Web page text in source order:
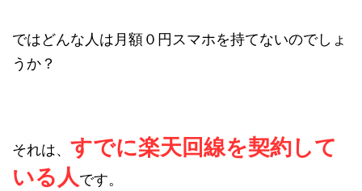
ではどんな人は月額０円スマホを持てないのでしょ
うか？
それは、 すでに楽天回線を契約して
いる人です。